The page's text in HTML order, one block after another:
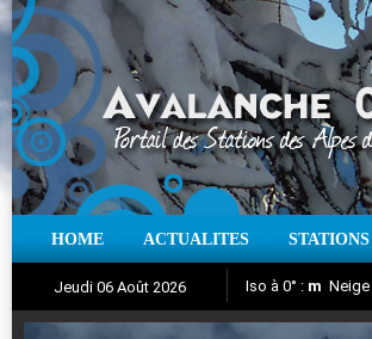
HOME ACTUALITES STATIONS
Jeudi 06 Août 2026 Iso à 0° : m Neige